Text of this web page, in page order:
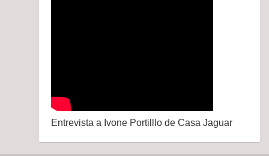
Entrevista a Ivone Portilllo de Casa Jaguar